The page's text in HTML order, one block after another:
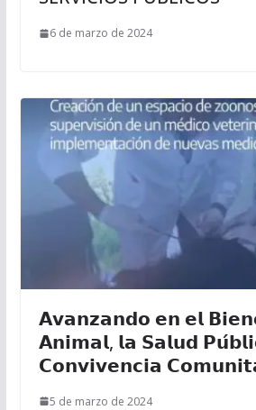
6 de marzo de 2024
𝗔𝘃𝗮𝗻𝘇𝗮𝗻𝗱𝗼 𝗲𝗻 𝗲𝗹
𝗔𝗻𝗶𝗺𝗮𝗹, 𝗹𝗮 𝗦𝗮𝗹𝘂𝗱
𝗖𝗼𝗻𝘃𝗶𝘃𝗲𝗻𝗰𝗶𝗮
5 de marzo de 2024